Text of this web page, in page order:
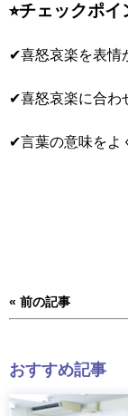
⭐︎チェックポイ
✔︎喜怒哀楽を表情
✔︎喜怒哀楽に合わ
✔︎言葉の意味をよ
« 前の記事
おすすめ記事